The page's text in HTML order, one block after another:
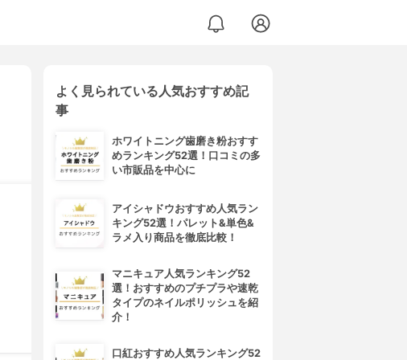
よく見られている人気おすすめ記
事
ホワイトニング歯磨き粉おすす
めランキング52選！口コミの多
い市販品を中心に
アイシャドウおすすめ人気ラン
キング52選！パレット&単色&
ラメ入り商品を徹底比較！
マニキュア人気ランキング52
選！おすすめのプチプラや速乾
タイプのネイルポリッシュを紹
介！
口紅おすすめ人気ランキング52